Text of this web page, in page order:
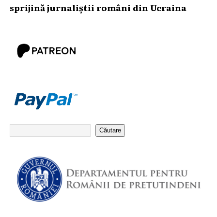
sprijină jurnaliștii români din Ucraina
Căutare